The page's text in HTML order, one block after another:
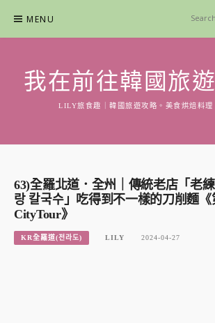
content
MENU
我在前往韓國旅
LILY旅食趣｜韓國旅遊攻略。美食烘焙料理
63)全羅北道．全州｜傳統老店「老練
랑 칼국수」吃得到不一樣的刀削麵
CityTour》
KR全羅道(전라도) LILY 2024-04-27